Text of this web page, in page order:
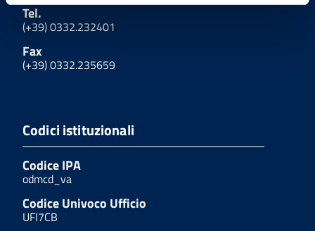
Tel.
(+39) 0332.232401
Fax
(+39) 0332.235659
Codici istituzionali
Codice IPA
odmcd_va
Codice Univoco Ufficio
UFI7CB